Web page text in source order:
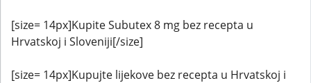
[size= 14px]Kupite Subutex 8 mg bez recepta u
Hrvatskoj i Sloveniji[/size]
[size= 14px]Kupujte lijekove bez recepta u Hrvatskoj i